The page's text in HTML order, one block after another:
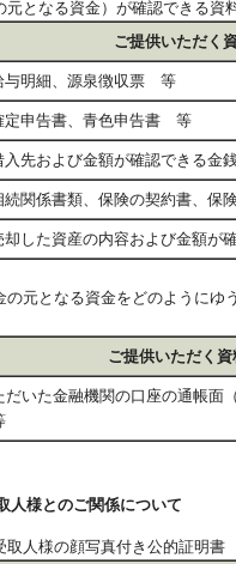
元となる資金）が確認できる資
ご提供いただく
与明細、源泉徴収票 等
定申告書、青色申告書 等
入先および金額が確認できる金
続関係書類、保険の契約書、保
却した資産の内容および金額が
の元となる資金をどのようにゆ
ご提供いただく資
だいた金融機関の口座の通帳面
様とのご関係について
取人様の顔写真付き公的証明書